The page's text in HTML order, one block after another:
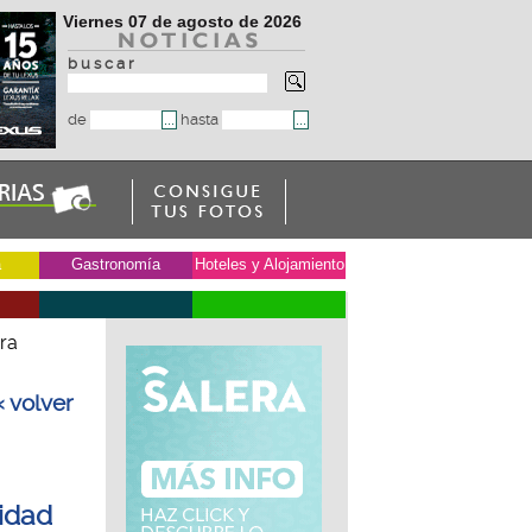
Viernes 07 de agosto de 2026
b u s c a r
de hasta
Gastronomía Hoteles y Alojamiento
volver